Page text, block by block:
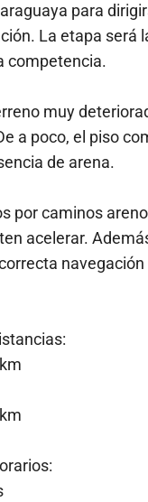
para
La etapa
competencia.
muy
a poco, el piso
de arena.
por caminos
acelerar.